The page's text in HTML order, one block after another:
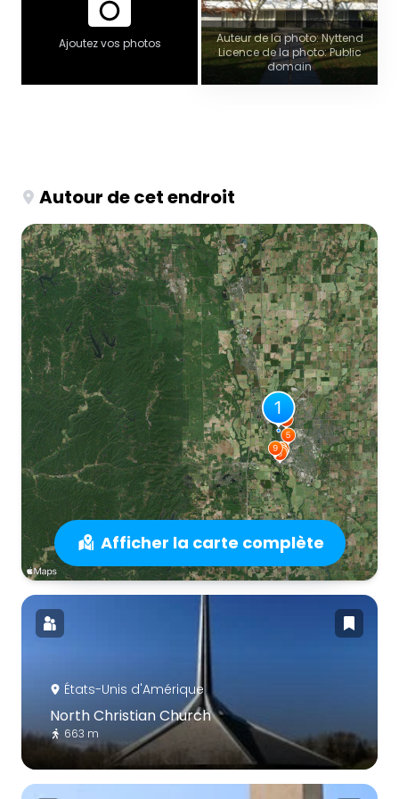
Ajoutez vos photos
Auteur de la photo: Nyttend
Licence de la photo: Public
domain
Autour de cet endroit
Afficher la carte complète
États-Unis d'Amérique
North Christian Church
663 m